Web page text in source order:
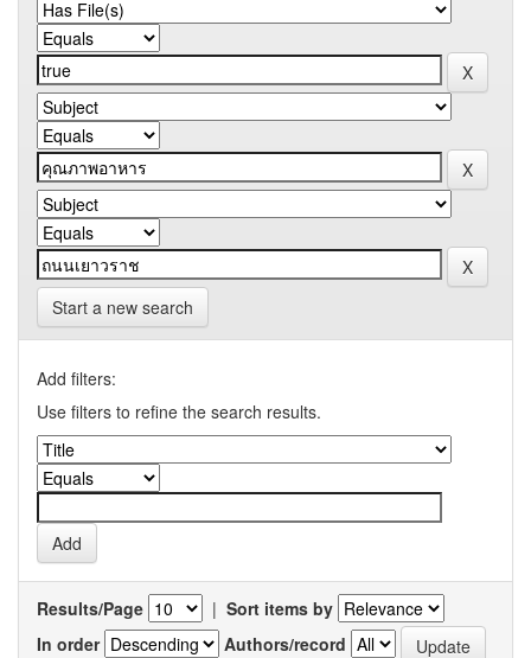
Start a new search
Add filters:
Use filters to refine the search results.
Results/Page | Sort items by
In order
Authors/record